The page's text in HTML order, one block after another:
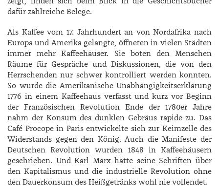
dafür zahlreiche Belege.
Als Kaffee vom 17. Jahrhundert an von Nordafrika nach
Europa und Amerika gelangte, öffneten in vielen Städten
immer mehr Kaffeehäuser. Sie boten den Menschen
Räume für Gespräche und Diskussionen, die von den
Herrschenden nur schwer kontrolliert werden konnten.
So wurde die Amerikanische Unabhängigkeitserklärung
1776 in einem Kaffeehaus verfasst und kurz vor Beginn
der Französischen Revolution Ende der 1780er Jahre
nahm der Konsum des dunklen Gebräus rapide zu. Das
Café Procope in Paris entwickelte sich zur Keimzelle des
Widerstands gegen den König. Auch die Manifeste der
Deutschen Revolution wurden 1848 in Kaffeehäusern
geschrieben. Und Karl Marx hätte seine Schriften über
den Kapitalismus und die industrielle Revolution ohne
den Dauerkonsum des Heißgetränks wohl nie vollendet.